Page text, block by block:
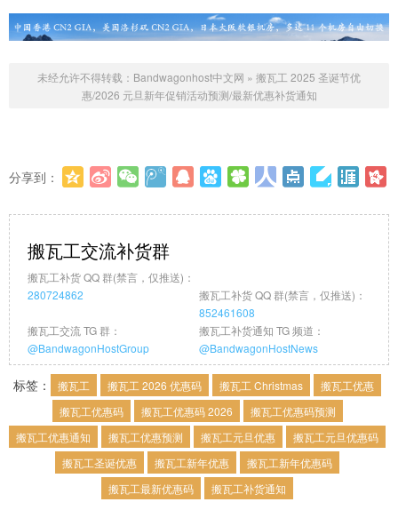
未经允许不得转载： Bandwagonhost中文网 » 搬瓦工 2025 圣诞节优
惠/2026 元旦新年促销活动预测/最新优惠补货通知
分享到：
搬瓦工交流补货群
搬瓦工补货 QQ 群(禁言，仅推送)：
280724862
搬瓦工补货 QQ 群(禁言，仅推送)：
852461608
搬瓦工交流 TG 群：
@BandwagonHostGroup
搬瓦工补货通知 TG 频道：
@BandwagonHostNews
标签： 搬瓦工 搬瓦工 2026 优惠码 搬瓦工 Christmas
搬瓦工优惠
搬瓦工优惠码
搬瓦工优惠码 2026
搬瓦工优惠码预测
搬瓦工优惠通知
搬瓦工优惠预测 搬瓦工元旦优惠
搬瓦工元旦优惠码
搬瓦工圣诞优惠
搬瓦工新年优惠
搬瓦工新年优惠码
搬瓦工最新优惠码
搬瓦工补货通知